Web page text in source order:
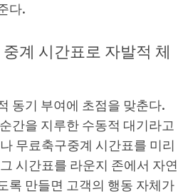
다.
계 시간표로 자발적 체
동기 부여에 초점을 맞춘다.
간을 지루한 수동적 대기라고
무료축구중계 시간표를 미리
시간표를 라운지 존에서 자연
록 만들면 고객의 행동 자체가